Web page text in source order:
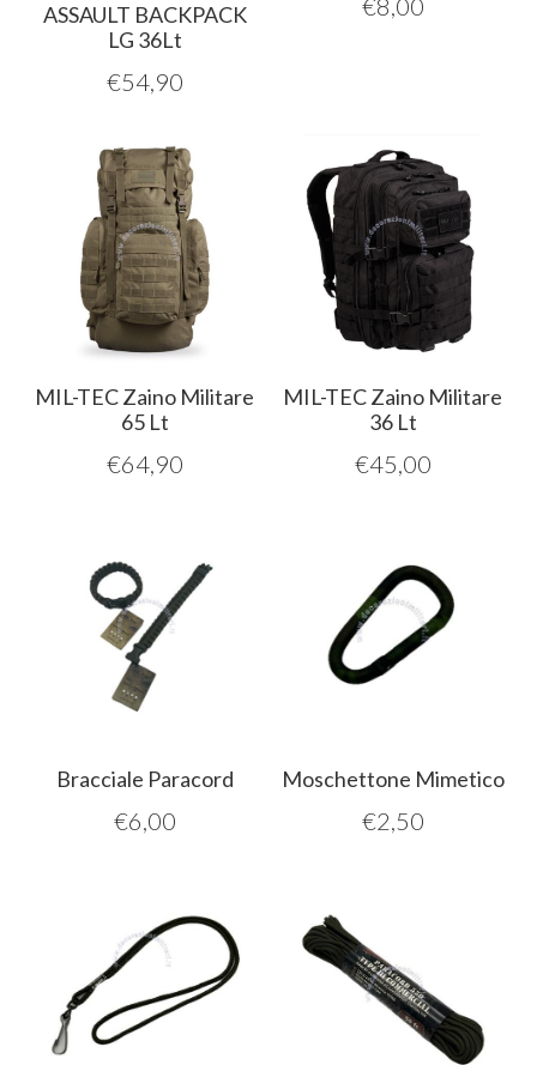
ASSAULT BACKPACK
LG 36Lt
€54,90
€8,00
MIL-TEC Zaino Militare
65 Lt
€64,90
MIL-TEC Zaino Militare
36 Lt
€45,00
Bracciale Paracord
€6,00
Moschettone Mimetico
€2,50